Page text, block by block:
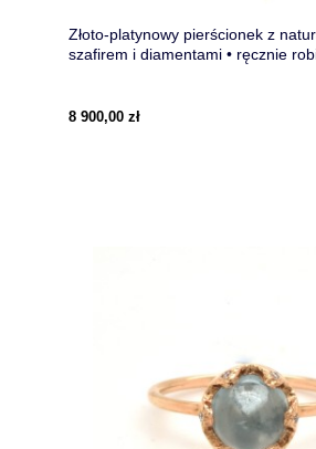
Złoto-platynowy pierścionek z
szafirem i diamentami • ręcznie
8 900,00 zł